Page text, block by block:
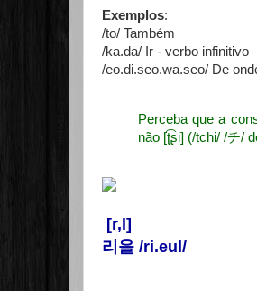
Exemplos:
/to/ Também
/ka.da/ Ir - verbo infinitivo
/eo.di.seo.wa.seo/ De
Perceba que a
não [ʈ͡ʂi] (/tchi/ /チ/
[r,l]
리을 /ri.eul/